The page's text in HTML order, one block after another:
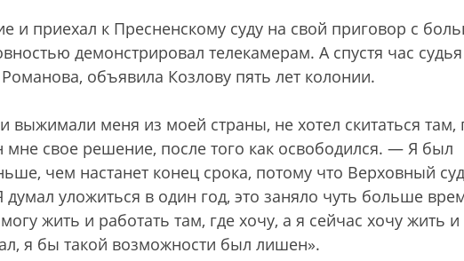
и приехал к Пресненскому суду на свой приговор с
демонстрировал телекамерам. А спустя час судья
объявила Козлову пять лет колонии.
выжимали меня из моей страны, не хотел скитаться там,
свое решение, после того как освободился. — Я был
чем настанет конец срока, потому что Верховный
уложиться в один год, это заняло чуть больше
жить и работать там, где хочу, а я сейчас хочу жить и
я бы такой возможности был лишен».